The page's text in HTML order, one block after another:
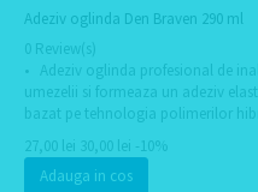
Adeziv oglinda Den Braven 290 ml
0 Review(s)
• Adeziv oglinda profesional de
umezelii si formeaza un adeziv
bazat pe tehnologia polimerilor
27,00 lei 30,00 lei -10%
Adauga in cos